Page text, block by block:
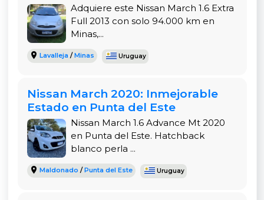
Adquiere este Nissan March 1.6 Extra
Full 2013 con solo 94.000 km en
Minas,...
Lavalleja /Minas Uruguay
Nissan March 2020: Inmejorable
Estado en Punta del Este
Nissan March 1.6 Advance Mt 2020
en Punta del Este. Hatchback
blanco perla ...
Maldonado /Punta del Este Uruguay